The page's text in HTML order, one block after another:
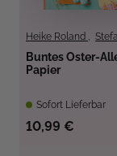
Heike Roland ,
Buntes Oster-
Papier
Sofort Lieferbar
10,99 €